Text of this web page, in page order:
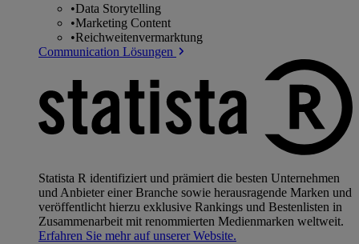
•Data Storytelling
•Marketing Content
•Reichweitenvermarktung
Communication Lösungen
Statista R identifiziert und prämiert die besten Unternehmen
und Anbieter einer Branche sowie herausragende Marken und
veröffentlicht hierzu exklusive Rankings und Bestenlisten in
Zusammenarbeit mit renommierten Medienmarken weltweit.
Erfahren Sie mehr auf unserer Website.